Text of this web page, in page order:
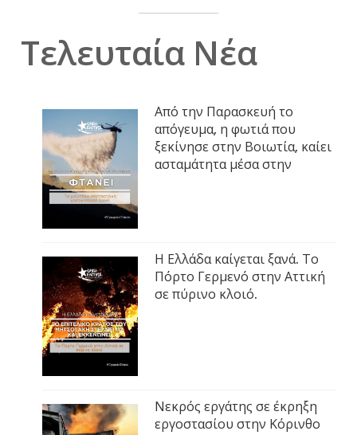
Τελευταία Νέα
Από την Παρασκευή το
απόγευμα, η φωτιά που
ξεκίνησε στην Βοιωτία, καίει
ασταμάτητα μέσα στην
Η Ελλάδα καίγεται ξανά. Το
Πόρτο Γερμενό στην Αττική
σε πύρινο κλοιό.
Νεκρός εργάτης σε έκρηξη
εργοστασίου στην Κόρινθο